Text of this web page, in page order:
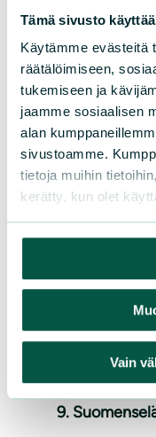
Tämä sivusto
Käytämme evästeitä
räätälöimiseen,
tukemiseen ja
jaamme sosiaalisen
alan
sivustoamme.
tietoja muihin
kerätty, kun olet
Vain
8.
Toiminta-
Uusikarlepyy
0400-
516
9.